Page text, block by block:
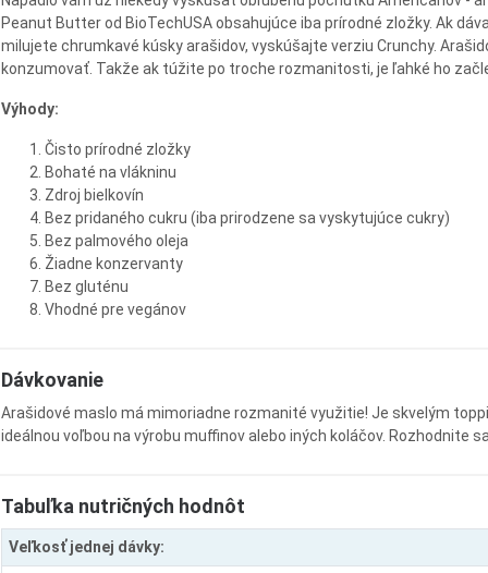
Peanut Butter od BioTechUSA obsahujúce iba prírodné zložky. Ak
milujete chrumkavé kúsky arašidov, vyskúšajte verziu Crunchy.
konzumovať. Takže ak túžite po troche rozmanitosti, je ľahké ho
Výhody:
Čisto prírodné zložky
Bohaté na vlákninu
Zdroj bielkovín
Bez pridaného cukru (iba prirodzene sa vyskytujúce cukry)
Bez palmového oleja
Žiadne konzervanty
Bez gluténu
Vhodné pre vegánov
Dávkovanie
Arašidové maslo má mimoriadne rozmanité využitie! Je skvelým
ideálnou voľbou na výrobu muffinov alebo iných koláčov. Rozhodnite
Tabuľka nutričných hodnôt
Veľkosť jednej dávky: